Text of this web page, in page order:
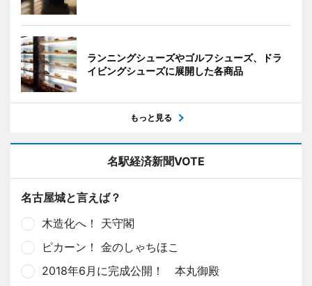
ランニングシューズやゴルフシューズ、ドラ
イビングシューズに展開した各商品
もっと見る
名駅経済新聞VOTE
名古屋城と言えば？
木造化へ！ 天守閣
ピカーン！ 金のしゃちほこ
2018年6月に完成公開！ 本丸御殿